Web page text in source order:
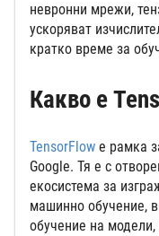
невронни мрежи,
ускоряват
кратко време за
Какво е
TensorFlow е рамка
Google. Тя е с
екосистема за
машинно обучение,
обучение на